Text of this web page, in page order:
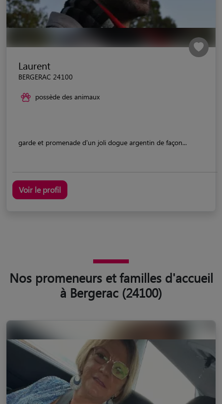
Laurent
BERGERAC 24100
possède des animaux
garde et promenade d'un joli dogue argentin de façon...
Voir le profil
Nos promeneurs et familles d'accueil
à Bergerac (24100)